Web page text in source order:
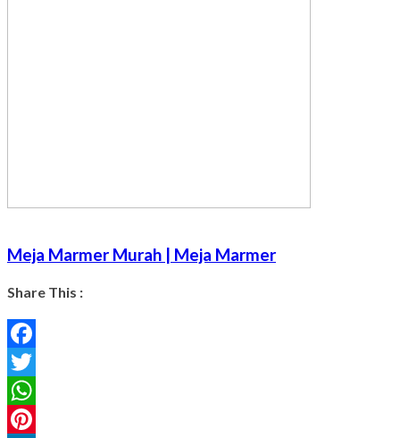
Meja Marmer Murah | Meja Marmer
Share This :
Facebook
Twitter